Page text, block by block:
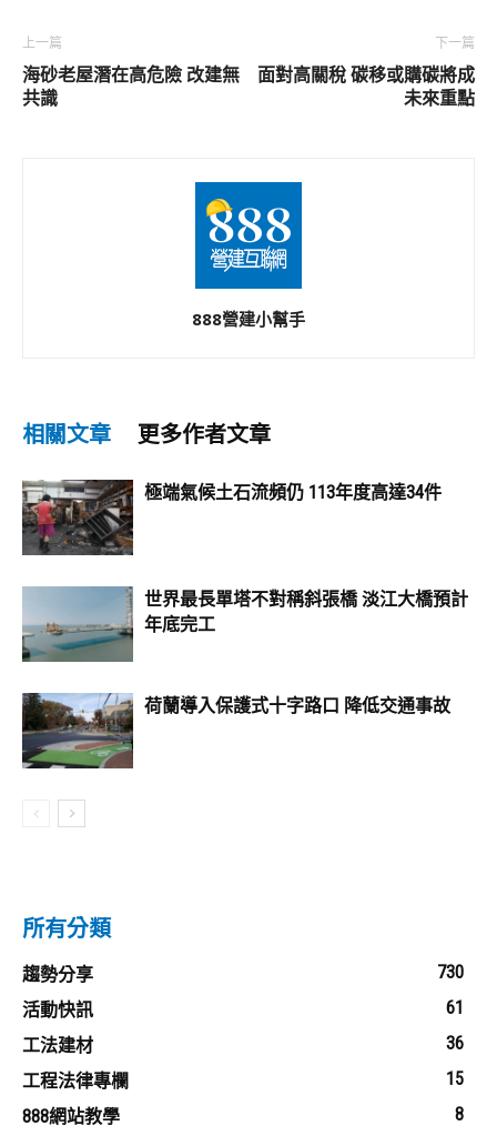
上一篇
海砂老屋潛在高危險 改建無
共識
下一篇
面對高關稅 碳移或購碳將成
未來重點
888營建小幫手
相關文章 更多作者文章
極端氣候土石流頻仍 113年度高達34件
世界最長單塔不對稱斜張橋 淡江大橋預計
年底完工
荷蘭導入保護式十字路口 降低交通事故
所有分類
趨勢分享
730
活動快訊
61
工法建材
36
工程法律專欄
15
888網站教學
8